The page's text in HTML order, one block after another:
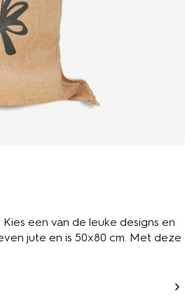
een van de leuke designs en
jute en is 50x80 cm. Met deze